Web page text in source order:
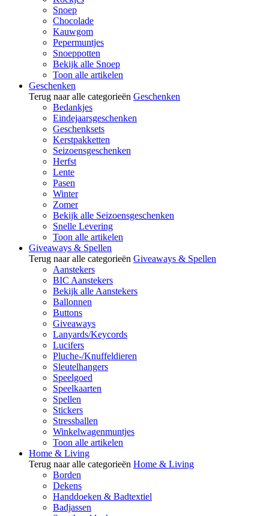
Snoep
Chocolade
Kauwgom
Pepermuntjes
Snoeppotten
Bekijk alle Snoep
Toon alle artikelen
Geschenken
Terug naar alle categorieën Geschenken
Bedankjes
Eindejaarsgeschenken
Geschenksets
Kerstpakketten
Seizoensgeschenken
Herfst
Lente
Pasen
Winter
Zomer
Bekijk alle Seizoensgeschenken
Snelle Levering
Toon alle artikelen
Giveaways & Spellen
Terug naar alle categorieën Giveaways & Spellen
Aanstekers
BIC Aanstekers
Bekijk alle Aanstekers
Ballonnen
Buttons
Giveaways
Lanyards/Keycords
Lucifers
Pluche-/Knuffeldieren
Sleutelhangers
Speelgoed
Speelkaarten
Spellen
Stickers
Stressballen
Winkelwagenmuntjes
Toon alle artikelen
Home & Living
Terug naar alle categorieën Home & Living
Borden
Dekens
Handdoeken & Badtextiel
Badjassen